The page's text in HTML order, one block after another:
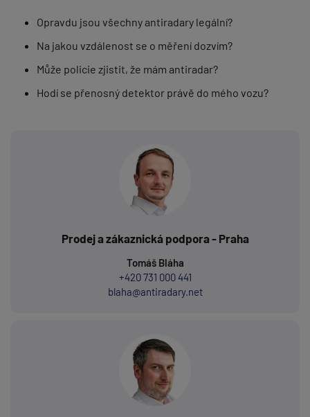
Opravdu jsou všechny antiradary legální?
Na jakou vzdálenost se o měření dozvím?
Může policie zjistit, že mám antiradar?
Hodí se přenosný detektor právě do mého vozu?
Prodej a zákaznická podpora - Praha
Tomáš Bláha
+420 731 000 441
blaha@antiradary.net